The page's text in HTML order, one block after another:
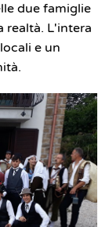
due famiglie
realtà. L'intera
e un